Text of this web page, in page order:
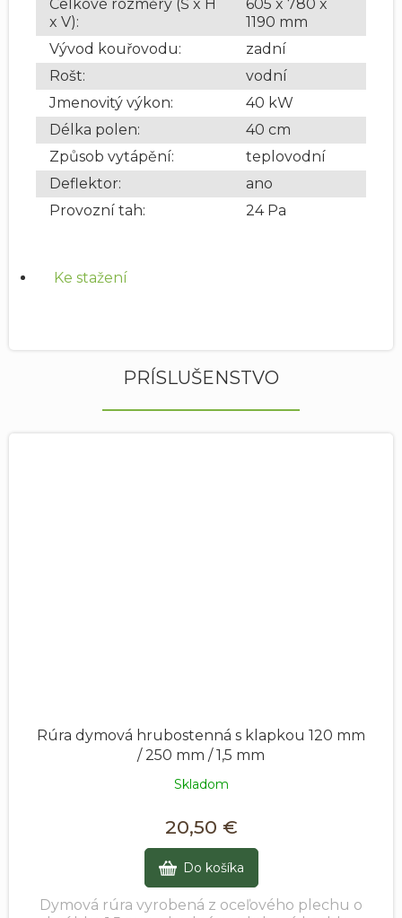
Celkové rozměry (Š x H
x V):
605 x 780 x
1190 mm
Vývod kouřovodu:
zadní
Rošt:
vodní
Jmenovitý výkon:
40 kW
Délka polen:
40 cm
Způsob vytápění:
teplovodní
Deflektor:
ano
Provozní tah: 24 Pa
Ke stažení
PRÍSLUŠENSTVO
Rúra dymová hrubostenná s klapkou 120 mm
/ 250 mm / 1,5 mm
Skladom
20,50 €
Do košíka
Dymová rúra vyrobená z oceľového plechu o